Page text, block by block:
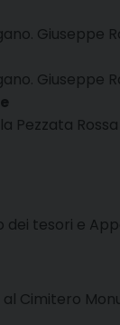
Giuseppe
Giuseppe
Pezzata
dei tesori e
Cimitero